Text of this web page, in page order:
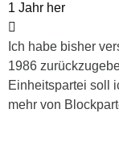
1 Jahr her
Ich habe bisher
1986
Einheitspartei soll
mehr von